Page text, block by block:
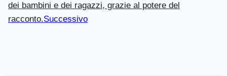
dei bambini e dei ragazzi, grazie al potere del
racconto.Successivo